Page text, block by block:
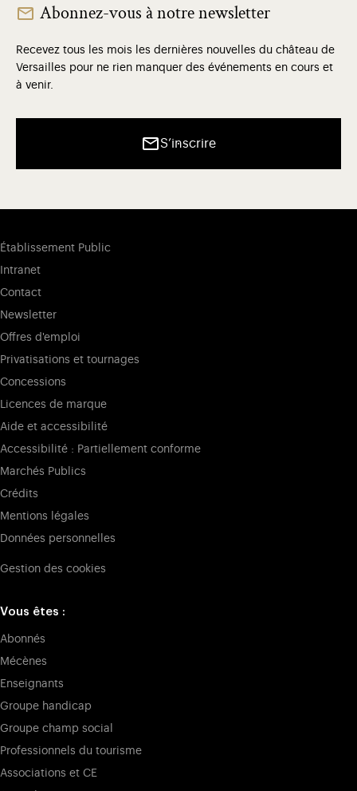
Abonnez-vous à notre newsletter
Recevez tous les mois les dernières nouvelles du château de
Versailles pour ne rien manquer des événements en cours et
à venir.
S’inscrire
Établissement Public
Intranet
Contact
Newsletter
Offres d'emploi
Privatisations et tournages
Concessions
Licences de marque
Aide et accessibilité
Accessibilité : Partiellement conforme
Marchés Publics
Crédits
Mentions légales
Données personnelles
Gestion des cookies
Vous êtes :
Abonnés
Mécènes
Enseignants
Groupe handicap
Groupe champ social
Professionnels du tourisme
Associations et CE